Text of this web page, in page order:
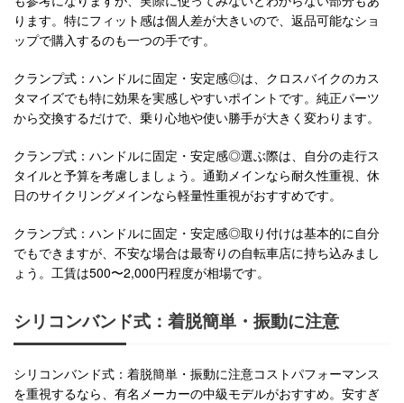
ります。特にフィット感は個人差が大きいので、返品可能なショ
ップで購入するのも一つの手です。
クランプ式：ハンドルに固定・安定感◎は、クロスバイクのカス
タマイズでも特に効果を実感しやすいポイントです。純正パーツ
から交換するだけで、乗り心地や使い勝手が大きく変わります。
クランプ式：ハンドルに固定・安定感◎選ぶ際は、自分の走行ス
タイルと予算を考慮しましょう。通勤メインなら耐久性重視、休
日のサイクリングメインなら軽量性重視がおすすめです。
クランプ式：ハンドルに固定・安定感◎取り付けは基本的に自分
でもできますが、不安な場合は最寄りの自転車店に持ち込みまし
ょう。工賃は500〜2,000円程度が相場です。
シリコンバンド式：着脱簡単・振動に注意
シリコンバンド式：着脱簡単・振動に注意コストパフォーマンス
を重視するなら、有名メーカーの中級モデルがおすすめ。安すぎ